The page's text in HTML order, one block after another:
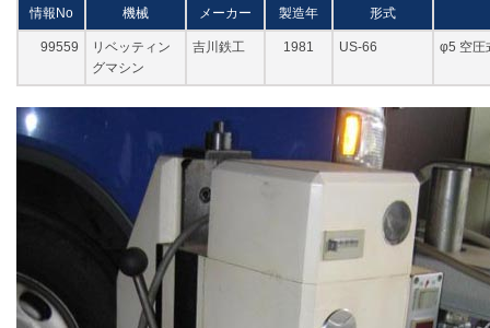
情報No 機械 メーカー 製造年 形式
99559
リベッティン
グマシン
吉川鉄工 1981 US-66 φ5 空圧